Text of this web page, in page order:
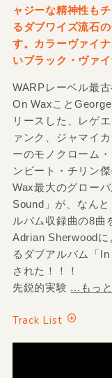
ャジーな精神性も
るダブワイズ流石
す。カラーヴァイ
いブラック・ヴァ
WARPレーベル最
On Waxこと
リースした、レゲ
ァンク、ジャマイ
ーのモノクローム
ンビート・チリン
Wax最大のグロー
Sound」が、なん
ルバム収録曲の8曲
Adrian Sherwoodに
るダブアルバム「
された！！！
先鋭的実験 ...もっ
Track List